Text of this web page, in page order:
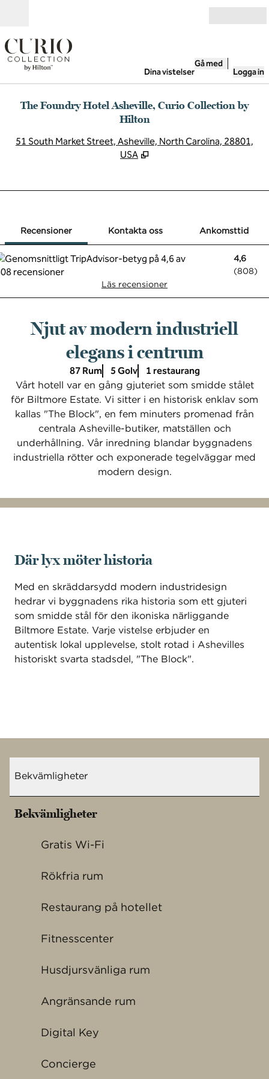
Dina vistelser
Gå med
Logga in
The Foundry Hotel Asheville, Curio Collection by
Hilton
51 South Market Street, Asheville, North Carolina, 28801,
USA
Recensioner Kontakta oss
Ankomsttid
4,6
(808)
Läs recensioner
Njut av modern industriell
elegans i centrum
87 Rum 5 Golv 1 restaurang
Vårt hotell var en gång gjuteriet som smidde stålet
för Biltmore Estate. Vi sitter i en historisk enklav som
kallas "The Block", en fem minuters promenad från
centrala Asheville-butiker, matställen och
underhållning. Vår inredning blandar byggnadens
industriella rötter och exponerade tegelväggar med
modern design.
Där lyx möter historia
Med en skräddarsydd modern industridesign
hedrar vi byggnadens rika historia som ett gjuteri
som smidde stål för den ikoniska närliggande
Biltmore Estate. Varje vistelse erbjuder en
autentisk lokal upplevelse, stolt rotad i Ashevilles
historiskt svarta stadsdel, "The Block".
Bekvämligheter
Bekvämligheter
Gratis Wi-Fi
Rökfria rum
Restaurang på hotellet
Fitnesscenter
Husdjursvänliga rum
Angränsande rum
Digital Key
Concierge